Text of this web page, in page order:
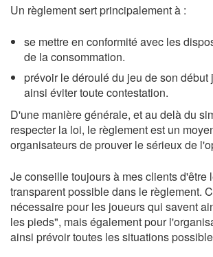
Un règlement sert principalement à :
se mettre en conformité avec les
de la consommation.
prévoir le déroulé du jeu de son début
ainsi éviter toute contestation.
D'une manière générale, et au delà du
respecter la loi, le règlement est un
organisateurs de prouver le sérieux de
Je conseille toujours à mes clients d'être
transparent possible dans le règlement.
nécessaire pour les joueurs qui savent
les pieds", mais également pour
ainsi prévoir toutes les situations